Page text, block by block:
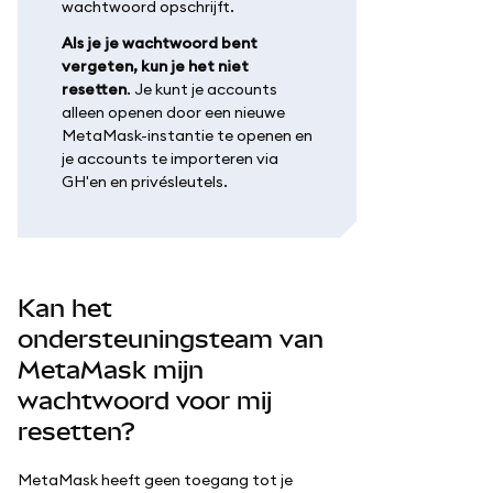
wachtwoord opschrijft.
Als je je wachtwoord bent
vergeten, kun je het niet
resetten. Je kunt je accounts
alleen openen door een nieuwe
MetaMask-instantie te openen en
je accounts te importeren via
GH'en en privésleutels.
Kan het
ondersteuningsteam van
MetaMask mijn
wachtwoord voor mij
resetten?
MetaMask heeft geen toegang tot je